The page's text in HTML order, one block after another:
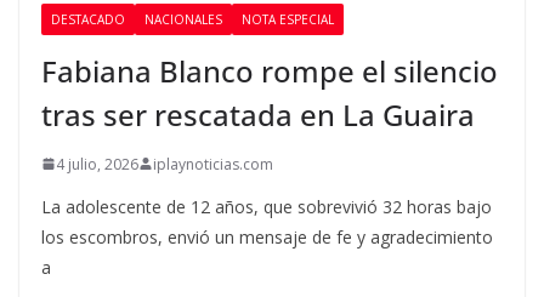
DESTACADO NACIONALES NOTA ESPECIAL
Fabiana Blanco rompe el silencio
tras ser rescatada en La Guaira
4 julio, 2026 iplaynoticias.com
La adolescente de 12 años, que sobrevivió 32 horas bajo
los escombros, envió un mensaje de fe y agradecimiento
a